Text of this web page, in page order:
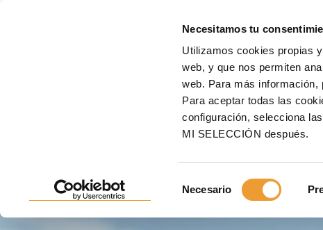
Necesitamos tu
Utilizamos cookies propias
web, y que nos permiten
web. Para más información,
Para aceptar todas las
configuración, selecciona
MI SELECCIÓN después.
de
Necesario
ENCUENTRA A TU
proyecto de construcciónte
asesor ULMA más cercano